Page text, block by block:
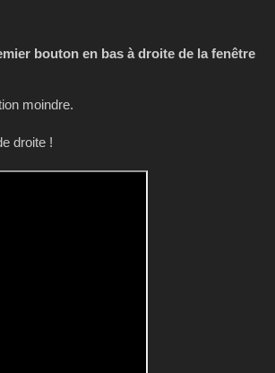
bouton en bas à droite de la fenêtre
moindre.
droite !